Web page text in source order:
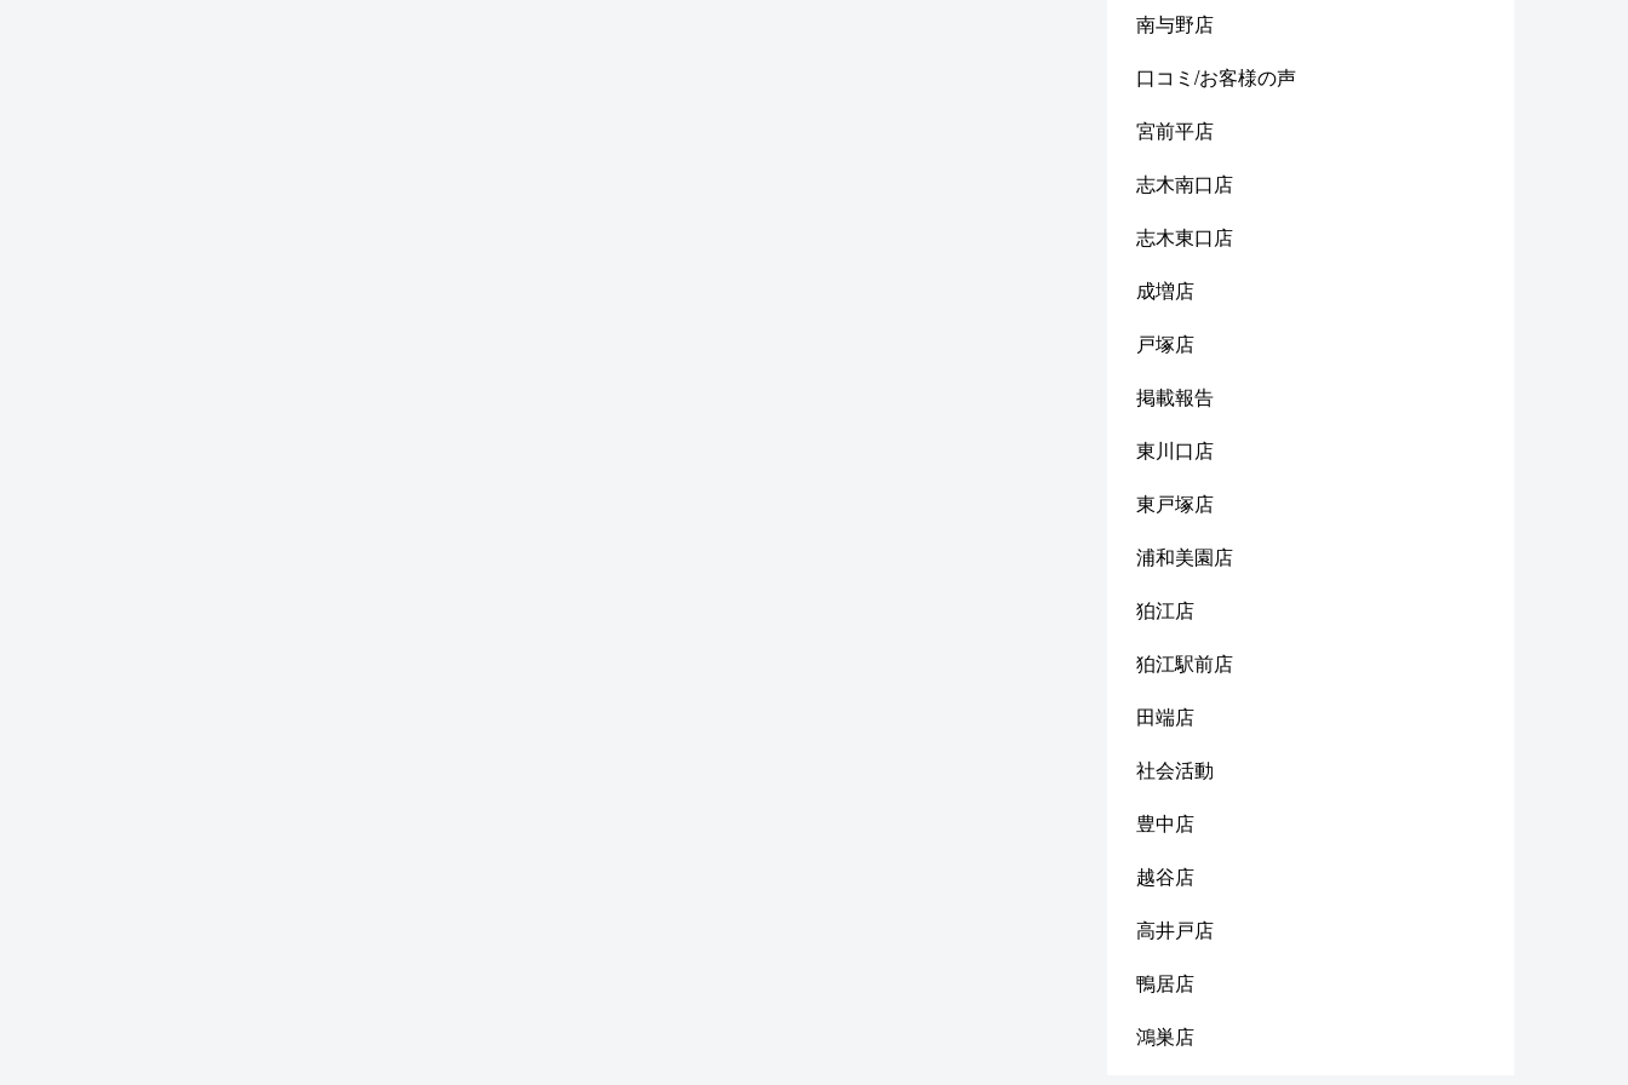
南与野店
口コミ/お客様の声
宮前平店
志木南口店
志木東口店
成増店
戸塚店
掲載報告
東川口店
東戸塚店
浦和美園店
狛江店
狛江駅前店
田端店
社会活動
豊中店
越谷店
高井戸店
鴨居店
鴻巣店